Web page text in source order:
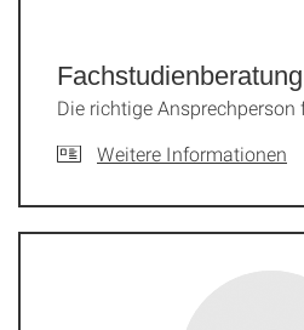
Fach­studien­beratung
Die richtige
Weitere Informationen